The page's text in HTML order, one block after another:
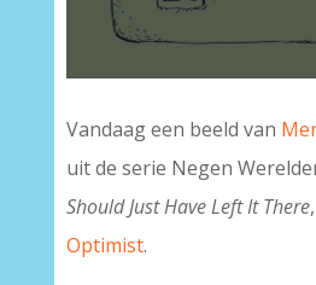
Vandaag een beeld van
uit de serie Negen
Should Just Have Left It There
Optimist.